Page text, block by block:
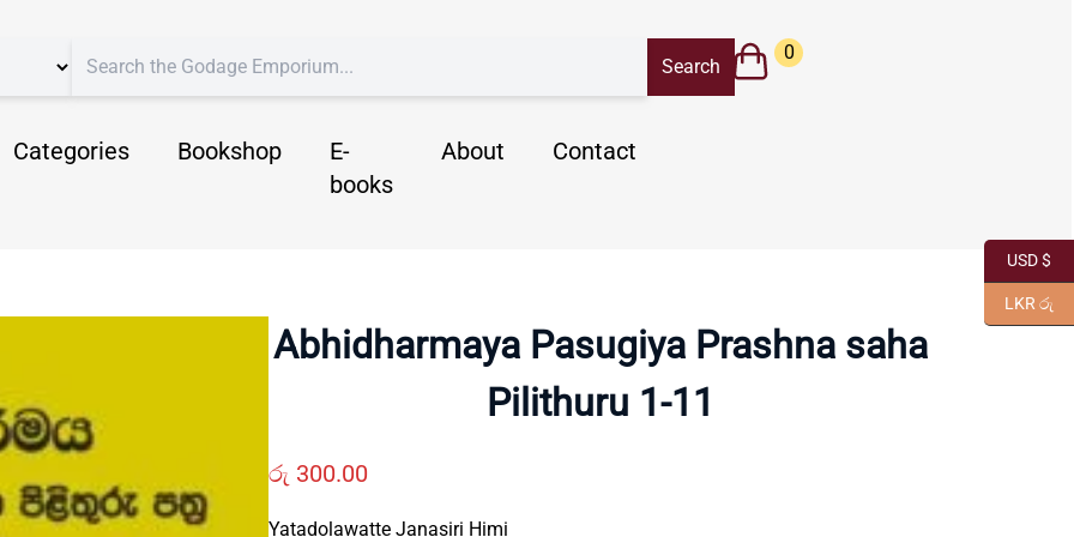
Categories Bookshop
E-
books
About Contact
0
Abhidharmaya Pasugiya Prashna saha
Pilithuru 1-11
රු 300.00
Yatadolawatte Janasiri Himi
USD $
LKR රු